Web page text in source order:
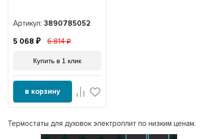
Артикул:3890785052
5 068 6 814
Купить в 1 клик
в корзину
Термостаты для духовок электроплит по низким ценам.